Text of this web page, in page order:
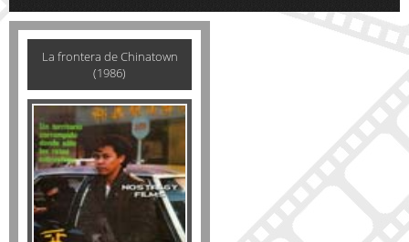
La frontera de Chinatown
(1986)